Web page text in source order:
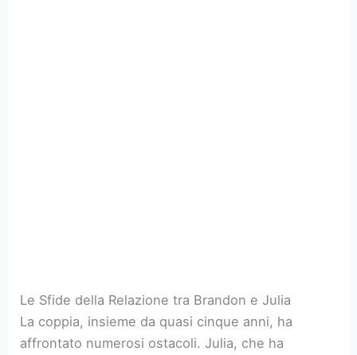
Le Sfide della Relazione tra Brandon e Julia
La coppia, insieme da quasi cinque anni, ha
affrontato numerosi ostacoli. Julia, che ha